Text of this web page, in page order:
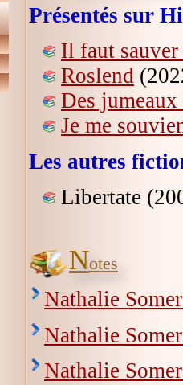
Présentés sur
Il faut
Roslend
Des
Je me
Les autres
Libertate
Notes
Nathalie
Nathalie
Nathalie